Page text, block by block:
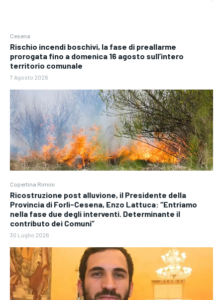
Cesena
Rischio incendi boschivi, la fase di preallarme
prorogata fino a domenica 16 agosto sull’intero
territorio comunale
7 Agosto 2026
Copertina Rimini
Ricostruzione post alluvione, il Presidente della
Provincia di Forlì-Cesena, Enzo Lattuca: “Entriamo
nella fase due degli interventi. Determinante il
contributo dei Comuni”
30 Luglio 2026